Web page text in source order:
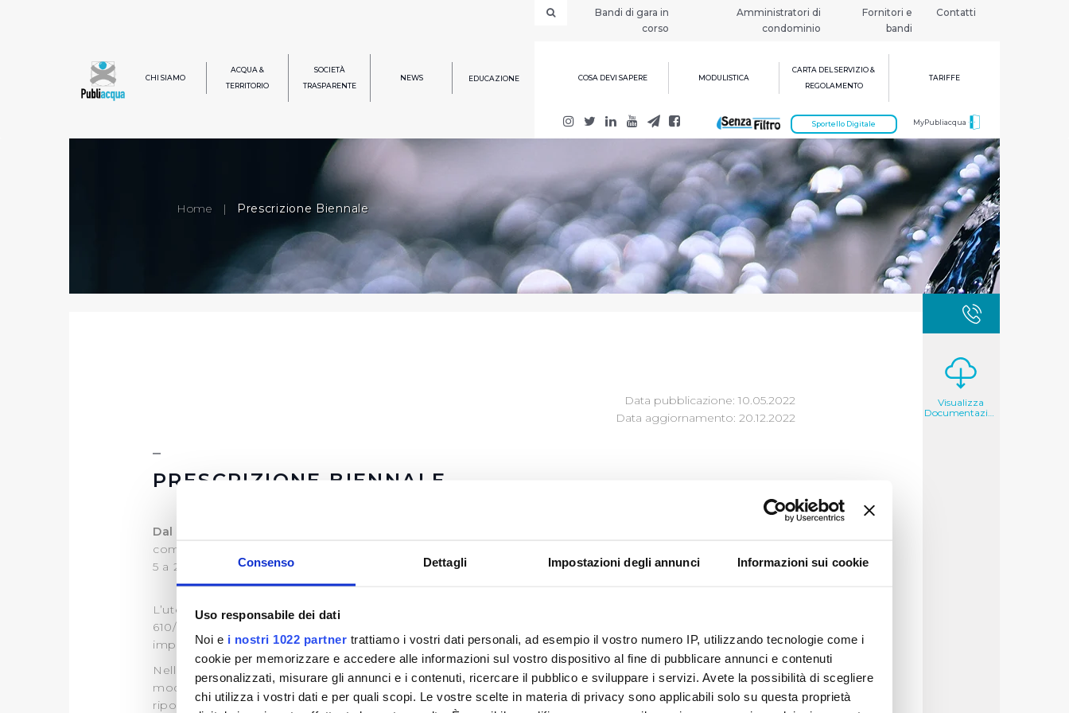
Consenso Dettagli Impostazioni degli annunci Informazioni sui cookie
Uso responsabile dei dati
Noi e i nostri 1022 partner trattiamo i vostri dati personali, ad esempio il vostro numero IP, utilizzando tecnologie come i
cookie per memorizzare e accedere alle informazioni sul vostro dispositivo al fine di pubblicare annunci e contenuti
personalizzati, misurare gli annunci e i contenuti, ricercare il pubblico e sviluppare i servizi. Avete la possibilità di scegliere
chi utilizza i vostri dati e per quali scopi. Le vostre scelte in materia di privacy sono applicabili solo su questa proprietà
Bandi di gara in
corso
Amministratori di
condominio
Fornitori e
bandi
Contatti
CHI SIAMO
ACQUA &
TERRITORIO
SOCIETÀ
TRASPARENTE
NEWS EDUCAZIONE COSA DEVI SAPERE MODULISTICA
CARTA DEL SERVIZIO &
REGOLAMENTO
TARIFFE
MyPubliacqua
Sportello Digitale
Home | Prescrizione Biennale
Data pubblicazione: 10.05.2022
Data aggiornamento: 20.12.2022
PRESCRIZIONE BIENNALE
Dal 1° gennaio 2020
come modificata dalla Legge di Bilancio 2020 (Legge n. 160/2019) la prescrizione dei consumi idrici è passata da
5 a 2 anni.
L’utente finale, appartenente ad una delle categorie individuate dalla legge e dalle delibere ARERA n. 547/19 e n.
610/21 (utenti domestici, microimprese e professionisti), può eccepire la prescrizione relativamente a tali
importi per le fatture con scadenza successiva al 1° gennaio 2020.
Nella bolletta, che contiene importi relativi a consumi risalenti a più di due anni, sarà presente, in prima pagina, il
modulo per richiedere la prescrizione, in cui è indicato l’importo prescrivibile ed uno dei canali alternativi, che si
riportano di seguito, a cui inoltrare la richiesta debitamente compilata e firmata:
Visualizza
Documentazione